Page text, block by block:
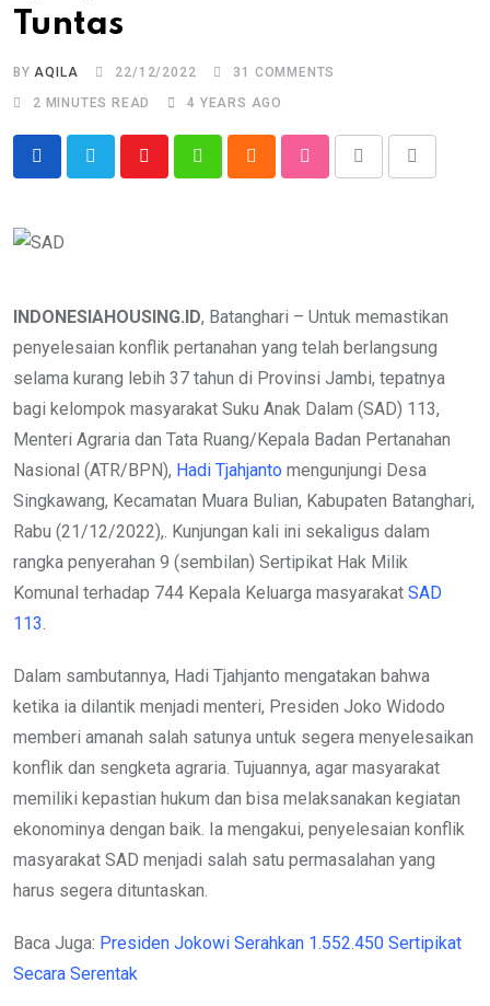
Tuntas
BY AQILA 22/12/2022 31 COMMENTS
2 MINUTES READ
4 YEARS AGO
YoutubeWhatsappCloud StumbleUpon
Print
Share
INDONESIAHOUSING.ID, Batanghari – Untuk memastikan
penyelesaian konflik pertanahan yang telah berlangsung
selama kurang lebih 37 tahun di Provinsi Jambi, tepatnya
bagi kelompok masyarakat Suku Anak Dalam (SAD) 113,
Menteri Agraria dan Tata Ruang/Kepala Badan Pertanahan
Nasional (ATR/BPN), Hadi Tjahjanto mengunjungi Desa
Singkawang, Kecamatan Muara Bulian, Kabupaten Batanghari,
Rabu (21/12/2022),. Kunjungan kali ini sekaligus dalam
rangka penyerahan 9 (sembilan) Sertipikat Hak Milik
Komunal terhadap 744 Kepala Keluarga masyarakat SAD
113.
Dalam sambutannya, Hadi Tjahjanto mengatakan bahwa
ketika ia dilantik menjadi menteri, Presiden Joko Widodo
memberi amanah salah satunya untuk segera menyelesaikan
konflik dan sengketa agraria. Tujuannya, agar masyarakat
memiliki kepastian hukum dan bisa melaksanakan kegiatan
ekonominya dengan baik. Ia mengakui, penyelesaian konflik
masyarakat SAD menjadi salah satu permasalahan yang
harus segera dituntaskan.
Baca Juga: Presiden Jokowi Serahkan 1.552.450 Sertipikat
Secara Serentak